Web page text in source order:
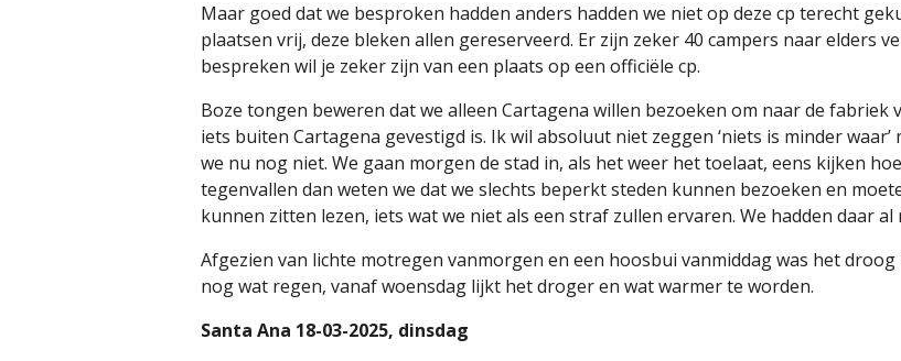
Maar goed dat we besproken hadden anders hadden we niet op deze cp terecht
plaatsen vrij, deze bleken allen gereserveerd. Er zijn zeker 40 campers naar elders
bespreken wil je zeker zijn van een plaats op een officiële cp.
Boze tongen beweren dat we alleen Cartagena willen bezoeken om naar de fabriek
iets buiten Cartagena gevestigd is. Ik wil absoluut niet zeggen ‘niets is minder
we nu nog niet. We gaan morgen de stad in, als het weer het toelaat, eens kijken
tegenvallen dan weten we dat we slechts beperkt steden kunnen bezoeken en
kunnen zitten lezen, iets wat we niet als een straf zullen ervaren. We hadden daar
Afgezien van lichte motregen vanmorgen en een hoosbui vanmiddag was het
nog wat regen, vanaf woensdag lijkt het droger en wat warmer te worden.
Santa Ana 18-03-2025, dinsdag